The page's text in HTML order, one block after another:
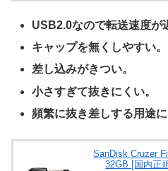
USB2.0なので転送速度が
キャップを無くしやすい。
差し込みがきつい。
小さすぎて抜きにくい。
頻繁に抜き差しする用途に
SanDisk Cruzer
32GB [国内正